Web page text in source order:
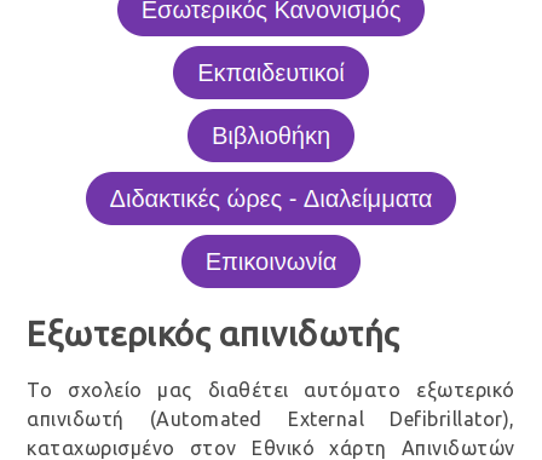
Εξωτερικός απινιδωτής
Το σχολείο μας διαθέτει αυτόματο εξωτερικό
απινιδωτή (Automated External Defibrillator),
καταχωρισμένο στον Εθνικό χάρτη Απινιδωτών